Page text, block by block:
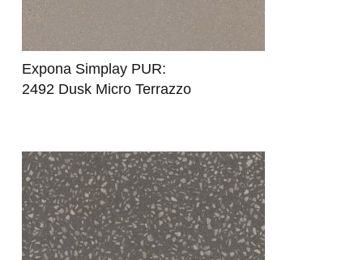
Expona Simplay PUR:
2492 Dusk Micro Terrazzo